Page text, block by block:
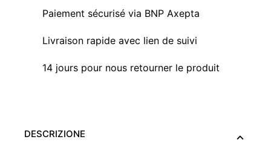
Paiement sécurisé via BNP Axepta
Livraison rapide avec lien de suivi
14 jours pour nous retourner le produit
DESCRIZIONE